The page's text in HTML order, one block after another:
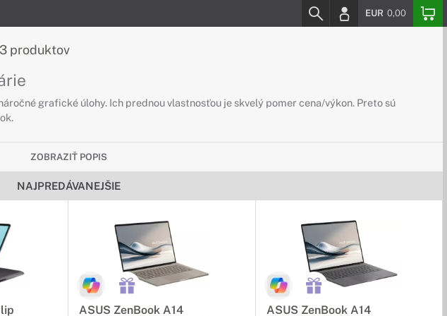
EUR 0,00
produktov
grafické úlohy. Ich prednou vlastnosťou je skvelý pomer cena/výkon. Preto sú
Tieto noteboky sú ľahko prenosné vďaka kompaktnému a ľahkému prevedeniu. Navyše
aj počas dlhej cesty bez nutnosti nabíjania.
veľká kapacita RAM a kvalitný IPS displej, ktorý zaručí presné zobrazenie fotografií
ZOBRAZIŤ POPIS
NAJPREDÁVANEJŠIE
ASUS ZenBook A14
ASUS ZenBook A14